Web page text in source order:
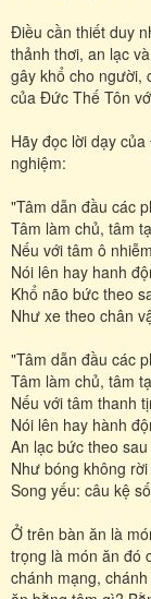
Điều cần thiết duy
thảnh thơi, an lạc
gây khổ cho người,
của Đức Thế Tôn
Hãy đọc lời dạy
nghiệm:
"Tâm dẫn đầu các
Tâm làm chủ, tâm
Nếu với tâm ô nhiễm
Nói lên hay hanh
Khổ não bức theo
Như xe theo chân
"Tâm dẫn đầu các
Tâm làm chủ, tâm
Nếu với tâm thanh
Nói lên hay hành
An lạc bức theo sau
Như bóng không
Song yếu: câu kệ
Ở trên bàn ăn là
trọng là món ăn đó
chánh mạng,